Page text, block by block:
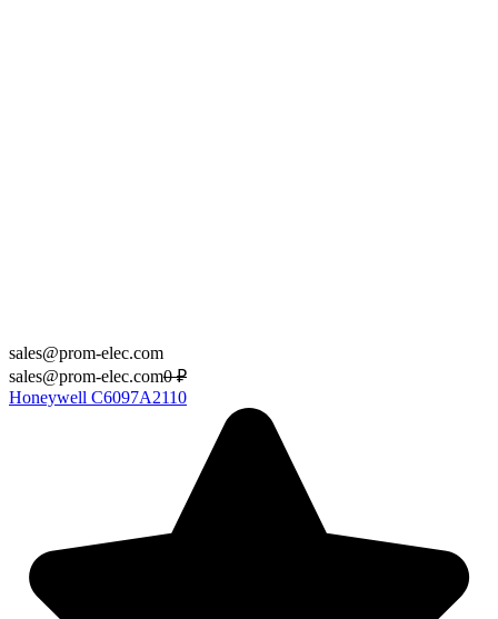
sales@prom-elec.com
sales@prom-elec.com0 ₽
Honeywell C6097A2110